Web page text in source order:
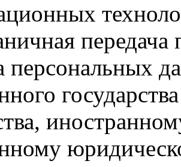
персональных